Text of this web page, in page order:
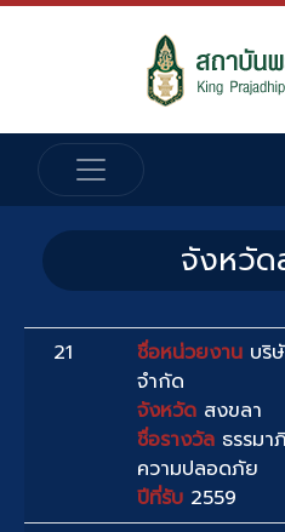
จังหวัด
21 ชื่อหน่วยงาน บริ
จำกัด
จังหวัด สงขลา
ชื่อรางวัล ธรรมา
ความปลอดภัย
ปีที่รับ 2559